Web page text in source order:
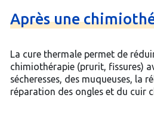
Aprèsune
La cure thermale permet de
chimiothérapie (prurit, fissures)
sécheresses, des muqueuses, la
réparation des ongles et du cuir